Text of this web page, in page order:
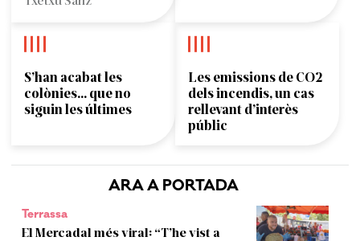
ARA A PORTADA
Terrassa
El Mercadal més viral: “T’he vist a
S’han acabat les
colònies... que no
siguin les últimes
Les emissions de CO2
dels incendis, un cas
rellevant d’interès
públic